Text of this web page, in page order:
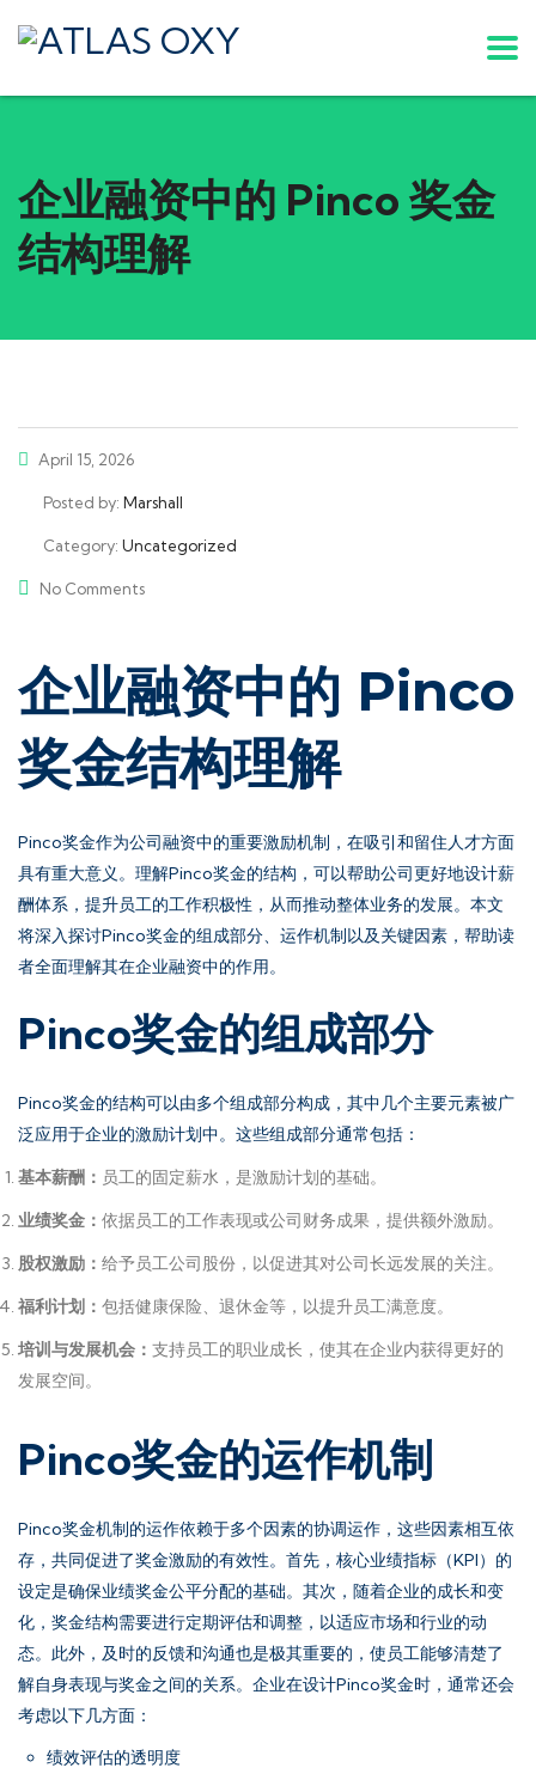
企业融资中的 Pinco 奖金
结构理解
April 15, 2026
Posted by: Marshall
Category: Uncategorized
No Comments
企业融资中的 Pinco
奖金结构理解
Pinco奖金作为公司融资中的重要激励机制，在吸引和留住人才方面
具有重大意义。理解Pinco奖金的结构，可以帮助公司更好地设计薪
酬体系，提升员工的工作积极性，从而推动整体业务的发展。本文
将深入探讨Pinco奖金的组成部分、运作机制以及关键因素，帮助读
者全面理解其在企业融资中的作用。
Pinco奖金的组成部分
Pinco奖金的结构可以由多个组成部分构成，其中几个主要元素被广
泛应用于企业的激励计划中。这些组成部分通常包括：
基本薪酬： 员工的固定薪水，是激励计划的基础。
业绩奖金： 依据员工的工作表现或公司财务成果，提供额外激励。
股权激励： 给予员工公司股份，以促进其对公司长远发展的关注。
福利计划： 包括健康保险、退休金等，以提升员工满意度。
培训与发展机会： 支持员工的职业成长，使其在企业内获得更好的
发展空间。
Pinco奖金的运作机制
Pinco奖金机制的运作依赖于多个因素的协调运作，这些因素相互依
存，共同促进了奖金激励的有效性。首先，核心业绩指标（KPI）的
设定是确保业绩奖金公平分配的基础。其次，随着企业的成长和变
化，奖金结构需要进行定期评估和调整，以适应市场和行业的动
态。此外，及时的反馈和沟通也是极其重要的，使员工能够清楚了
解自身表现与奖金之间的关系。企业在设计Pinco奖金时，通常还会
考虑以下几方面：
绩效评估的透明度